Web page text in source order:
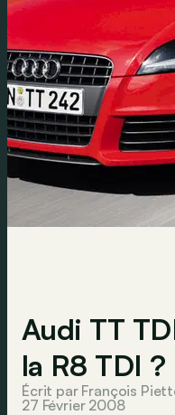
Audi TT
la R8 TDI ?
Écrit par François
27 Février 2008